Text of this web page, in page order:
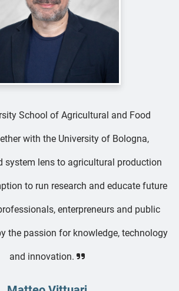
School of Agricultural and Food
with the University of Bologna,
system lens to agricultural production
to run research and educate future
enterpreneurs and public
the passion for knowledge, technology
and innovation.